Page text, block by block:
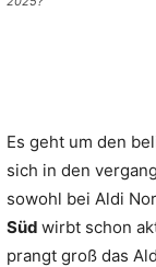
Es geht um den
sich in den
sowohl bei Aldi
Süd wirbt schon
prangt groß das